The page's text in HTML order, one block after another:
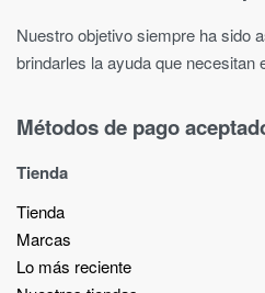
Nuestro objetivo siempre ha sido
brindarles la ayuda que necesitan
Métodos de pago
Tienda
Tienda
Marcas
Lo más reciente​